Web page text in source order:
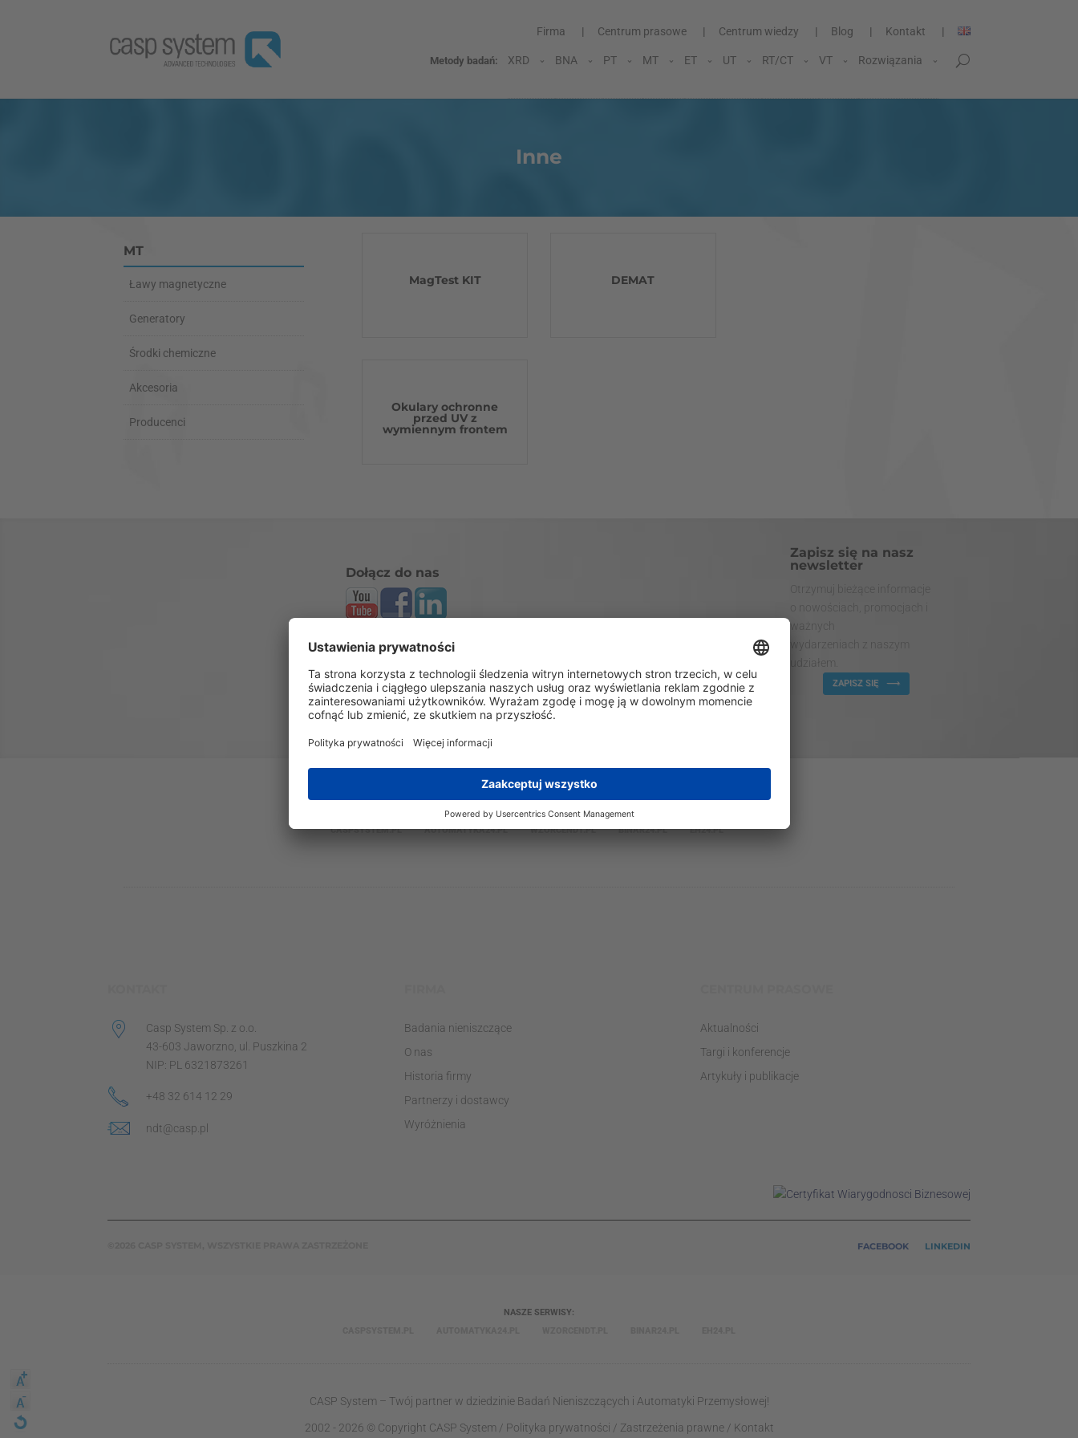
Firma Centrum prasowe Centrum wiedzy Blog Kontakt
Metody badań: XRD BNA PT MT ET UT RT/CT VT Rozwiązania
Inne
MT
Ławy magnetyczne
Generatory
Środki chemiczne
Akcesoria
Producenci
MagTest KIT DEMAT
Okulary ochronne
przed UV z
wymiennym frontem
Dołącz do nas
Zapisz się na nasz
newsletter
Otrzymuj bieżące informacje
o nowościach, promocjach i
ważnych
wydarzeniach z naszym
udziałem.
ZAPISZ SIĘ
NASZE SERWISY:
CASPSYSTEM.PL
AUTOMATYKA24.PL WZORCENDT.PL BINAR24.PL EH24.PL
Casp System Sp. z o.o.
43-603 Jaworzno, ul. Puszkina 2
NIP: PL 6321873261
+48 32 614 12 29
ndt@casp.pl
Badania nieniszczące
O nas
Historia firmy
Partnerzy i dostawcy
Wyróżnienia
Aktualności
Targi i konferencje
Artykuły i publikacje
FACEBOOK LINKEDIN
NASZE SERWISY:
CASP System – Twój partner w dziedzinie Badań Nieniszczących i Automatyki Przemysłowej!
2002 - 2026 © Copyright CASP System / Polityka prywatności / Zastrzeżenia prawne/ Kontakt